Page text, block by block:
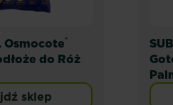
Osmocote®
do Róż
sklep